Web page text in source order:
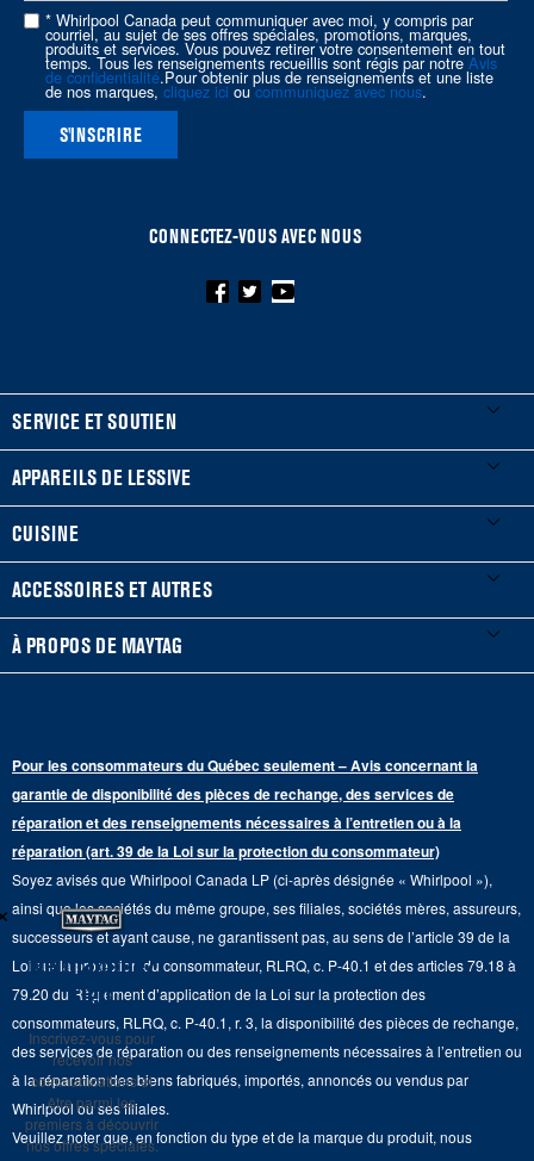
* Whirlpool Canada peut communiquer avec moi, y compris par
courriel, au sujet de ses offres spéciales, promotions, marques,
produits et services. Vous pouvez retirer votre consentement en tout
temps. Tous les renseignements recueillis sont régis par notreAvis
de confidentialité.Pour obtenir plus de renseignements et une liste
de nos marques,cliquez icioucommuniquez avec nous.
S'INSCRIRE
CONNECTEZ-VOUS AVEC NOUS
FOOTER
SERVICE ET SOUTIEN
Mes électroménagers
Guides et documentation
Planifier une installation
Programmes de service prolongé
Pièces de rechange
Aide sur les produits
Suivre ma commande
Services de livraison et d'installation
Retours et échanges
Accessibilité
Services d'abonnement
Résidents du Québec
APPAREILS DE LESSIVE
Laveuses et sécheuses
Laveuses à chargement vertical
Sécheuses au gaz
Piédestaux de lessive
Qualité Commerciale
Duos de Lessive
CUISINE
Réfrigérateurs
Portes françaises
Congélateur inférieur
Cuisinières
Fours muraux
Hottes
Fours à micro-ondes
ACCESSOIRES ET AUTRES
Accessoires
À PROPOS DE MAYTAG
Communiquez avec nous
Monsieur Maytag
Carrières
Whirlpool et Corporation
Whirlpool au Canada
Pour les consommateurs du Québec seulement – Avis concernant la
garantie de disponibilité des pièces de rechange, des services de
réparation et des renseignements nécessaires à l’entretien ou à la
réparation (art. 39 de la Loi sur la protection du consommateur)
Soyez avisés que Whirlpool Canada LP (ci-après désignée « Whirlpool »),
ainsi que les sociétés du même groupe, ses filiales, sociétés mères, assureurs,
successeurs et ayant cause, ne garantissent pas, au sens de l’article 39 de la
Loi sur la protection du consommateur, RLRQ, c. P-40.1 et des articles 79.18 à
79.20 du Règlement d’application de la Loi sur la protection des
consommateurs, RLRQ, c. P-40.1, r. 3, la disponibilité des pièces de rechange,
des services de réparation ou des renseignements nécessaires à l’entretien ou
à la réparation des biens fabriqués, importés, annoncés ou vendus par
Whirlpool ou ses filiales.
Veuillez noter que, en fonction du type et de la marque du produit, nous
Ne manquez
rien
Inscrivez-vous pour
recevoir nos
communications et
être parmi les
premiers à découvrir
nos offres spéciales.